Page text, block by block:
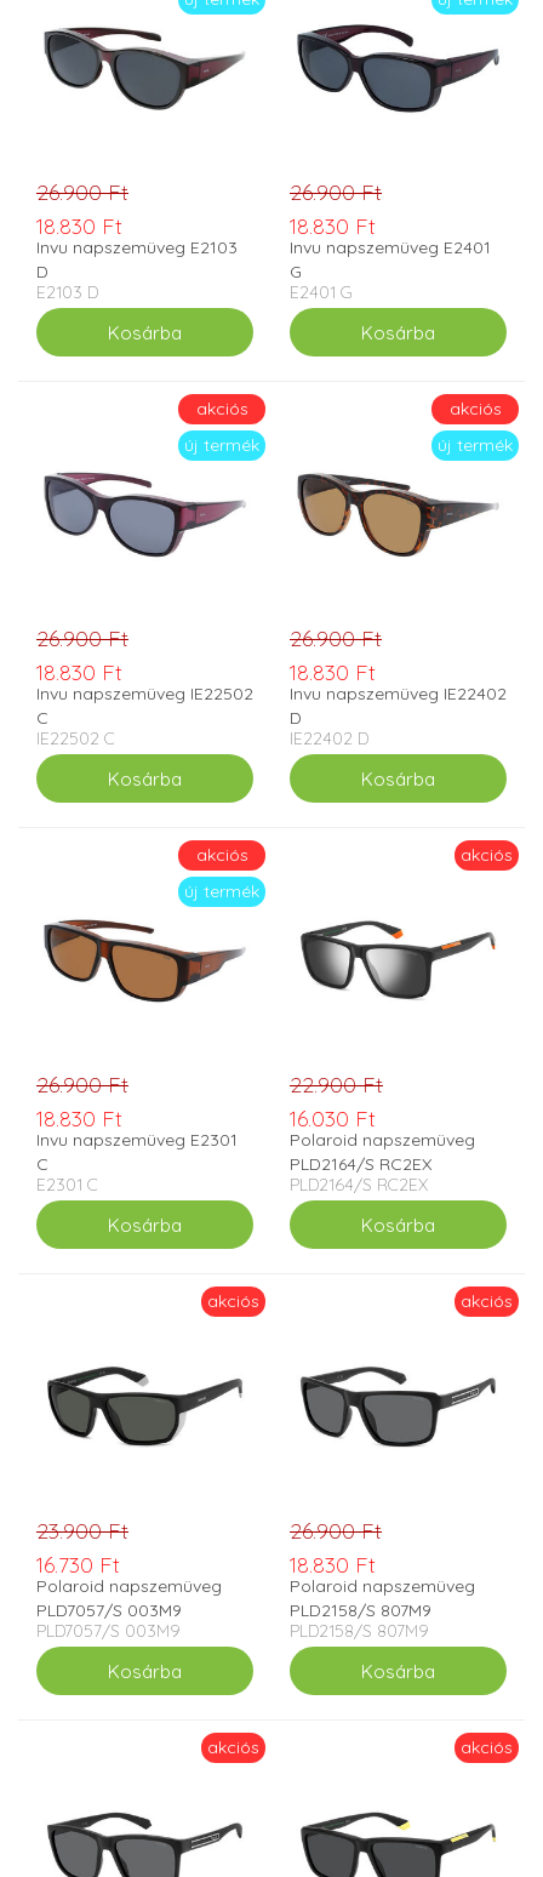
26.900 Ft
18.830 Ft
Invu napszemüveg E2103
D
E2103 D
26.900 Ft
18.830 Ft
Invu napszemüveg E2401
G
E2401 G
akciós
új termék
26.900 Ft
18.830 Ft
Invu napszemüveg IE22502
C
IE22502 C
akciós
új termék
26.900 Ft
18.830 Ft
Invu napszemüveg IE22402
D
IE22402 D
akciós
új termék
26.900 Ft
18.830 Ft
Invu napszemüveg E2301
C
E2301 C
akciós
22.900 Ft
16.030 Ft
Polaroid napszemüveg
PLD2164/S RC2EX
PLD2164/S RC2EX
akciós
23.900 Ft
16.730 Ft
Polaroid napszemüveg
PLD7057/S 003M9
PLD7057/S 003M9
akciós
26.900 Ft
18.830 Ft
Polaroid napszemüveg
PLD2158/S 807M9
PLD2158/S 807M9
akciós akciós